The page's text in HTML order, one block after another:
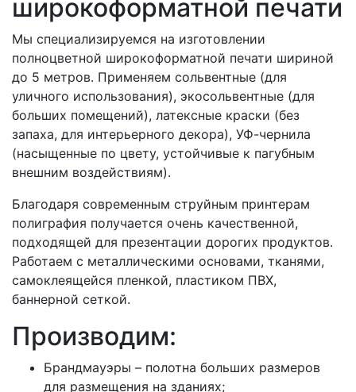
широкоформатной печати
Мы специализируемся на изготовлении
полноцветной широкоформатной печати шириной
до 5 метров. Применяем сольвентные (для
уличного использования), экосольвентные (для
больших помещений), латексные краски (без
запаха, для интерьерного декора), УФ-чернила
(насыщенные по цвету, устойчивые к пагубным
внешним воздействиям).
Благодаря современным струйным принтерам
полиграфия получается очень качественной,
подходящей для презентации дорогих продуктов.
Работаем с металлическими основами, тканями,
самоклеящейся пленкой, пластиком ПВХ,
баннерной сеткой.
Производим:
Брандмауэры – полотна больших размеров
для размещения на зданиях;